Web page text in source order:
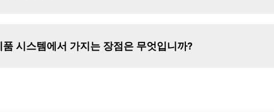
시스템에서 가지는 장점은 무엇입니까?